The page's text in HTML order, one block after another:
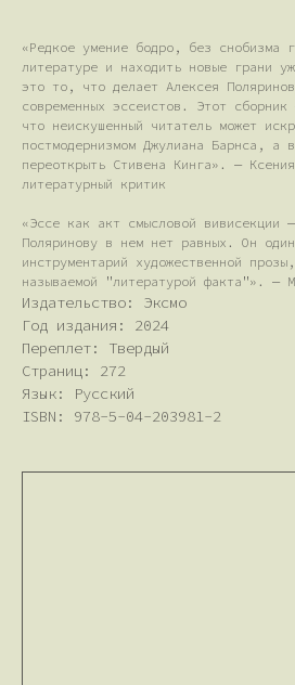
«Редкое умение бодро, без снобизма
литературе и находить новые грани
это то, что делает Алексея
современных эссеистов. Этот
что неискушенный читатель может
постмодернизмом Джулиана Барнса, а
переоткрыть Стивена Кинга». —
литературный критик
«Эссе как акт смысловой вивисекции
Поляринову в нем нет равных. Он
инструментарий художественной
называемой "литературой факта"». —
Издательство: Эксмо
Год издания: 2024
Переплет: Твердый
Страниц: 272
Язык: Русский
ISBN: 978-5-04-203981-2